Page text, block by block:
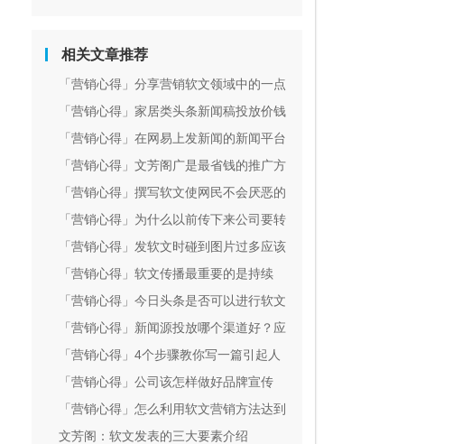
相关文章推荐
「营销心得」分享营销软文领域中的一点
心得
「营销心得」家居类头条新闻稿投放价钱
「营销心得」在网易上发新闻的新闻平台
哪家比较好？
「营销心得」文芳阁广是最省钱的推广方
法吗？
「营销心得」撰写软文使网民不会厌恶的
标题撰写妙招
「营销心得」为什么以前传下来公司要转
型做互联网宣传才能提升业绩
「营销心得」发软文时碰到图片过多应该
怎么解决？
「营销心得」软文传播最重要的是持续
性，你有在一再吗？
「营销心得」今日头条是否可以进行软文
营销宣传
「营销心得」新闻源投放哪个渠道好？应
该选择哪家代发平台？
「营销心得」4个步骤教你写一篇引起人
的营销式软文
「营销心得」公司该怎样做好品牌宣传
呢？
「营销心得」怎么利用软文营销方法达到
产品销售的战术目的
文芳阁：软文发表的三大要素介绍